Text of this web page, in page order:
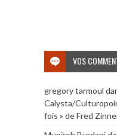
VOS
gregory tarmoul
Calysta/
fois » de Fred